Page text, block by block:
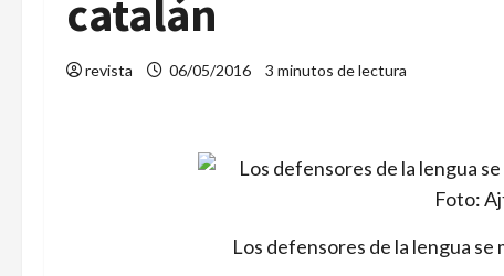
catalán
revista 06/05/2016 3 minutos de lectura
Los defensores de la lengua